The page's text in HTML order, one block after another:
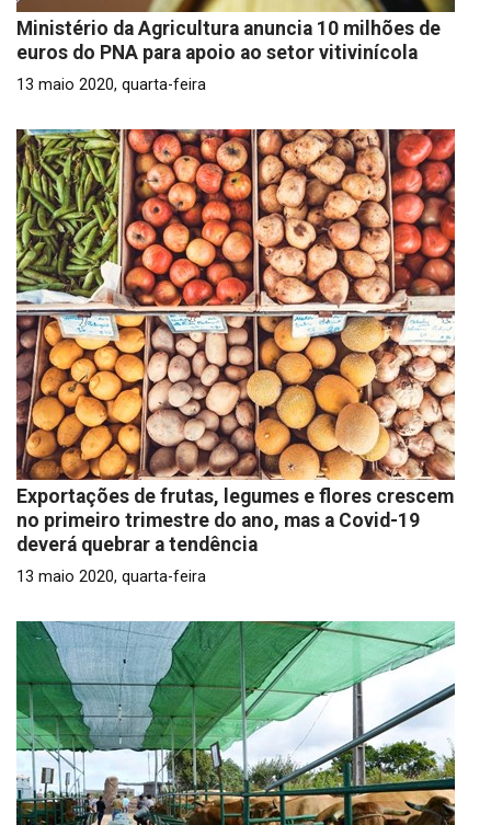
Ministério da Agricultura anuncia 10 milhões de
euros do PNA para apoio ao setor vitivinícola
13 maio 2020, quarta-feira
Exportações de frutas, legumes e flores crescem
no primeiro trimestre do ano, mas a Covid-19
deverá quebrar a tendência
13 maio 2020, quarta-feira